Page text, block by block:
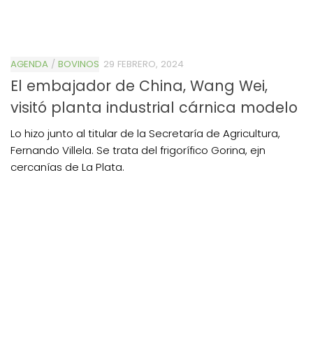
AGENDA / BOVINOS 29 FEBRERO, 2024
El embajador de China, Wang Wei,
visitó planta industrial cárnica modelo
Lo hizo junto al titular de la Secretaría de Agricultura,
Fernando Villela. Se trata del frigorífico Gorina, ejn
cercanías de La Plata.